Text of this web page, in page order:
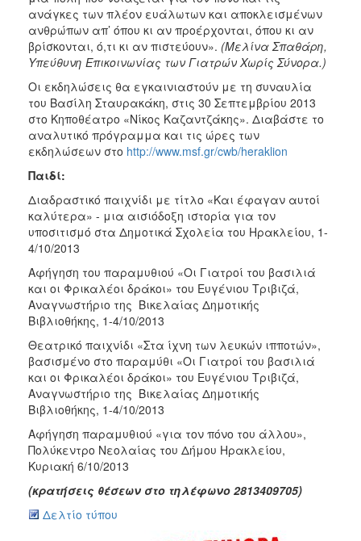
2010
2006
ΤΟΠΟΣ
ΑΝΘΕΚΤΙΚΗ
ΠΟΛΗ
ανάγκες των πλέον ευάλωτων και αποκλεισμένων
ανθρώπων απ’ όπου κι αν προέρχονται, όπου κι αν
βρίσκονται, ό,τι κι αν πιστεύουν». (Μελίνα Σπαθάρη,
Υπεύθυνη Επικοινωνίας των Γιατρών Χωρίς Σύνορα.)
Οι εκδηλώσεις θα εγκαινιαστούν με τη συναυλία
του Βασίλη Σταυρακάκη, στις 30 Σεπτεμβρίου 2013
στο Κηποθέατρο «Νίκος Καζαντζάκης». Διαβάστε το
αναλυτικό πρόγραμμα και τις ώρες των
εκδηλώσεων στο http://www.msf.gr/cwb/heraklion
Παιδί:
Διαδραστικό παιχνίδι με τίτλο «Και έφαγαν αυτοί
καλύτερα» - μια αισιόδοξη ιστορία για τον
υποσιτισμό στα Δημοτικά Σχολεία του Ηρακλείου, 1-
4/10/2013
Αφήγηση του παραμυθιού «Οι Γιατροί του βασιλιά
και οι Φρικαλέοι δράκοι» του Ευγένιου Τριβιζά,
Αναγνωστήριο της Βικελαίας Δημοτικής
Βιβλιοθήκης, 1-4/10/2013
Θεατρικό παιχνίδι «Στα ίχνη των λευκών ιπποτών»,
βασισμένο στο παραμύθι «Οι Γιατροί του βασιλιά
και οι Φρικαλέοι δράκοι» του Ευγένιου Τριβιζά,
Αναγνωστήριο της Βικελαίας Δημοτικής
Βιβλιοθήκης, 1-4/10/2013
Αφήγηση παραμυθιού «για τον πόνο του άλλου»,
Πολύκεντρο Νεολαίας του Δήμου Ηρακλείου,
Κυριακή 6/10/2013
(κρατήσεις θέσεων στο τηλέφωνο 2813409705)
Δελτίο τύπου